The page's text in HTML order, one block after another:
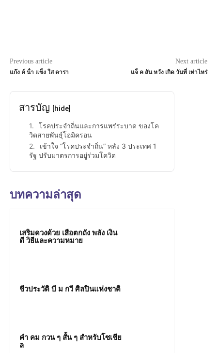
Previous article
แก๊ง ค์ น้ํา แข็ง ใส ดารา
Next article
แจ็ ค สัน หวัง เกิด วันที่ เท่าไหร่
สารบัญ [hide]
โรคประจำถิ่นและการแพร่ระบาด ของโค
วิดสายพันธุ์โอมิครอน
เข้าใจ “โรคประจำถิ่น” หลัง 3 ประเทศ 1
รัฐ ปรับมาตรการอยู่ร่วมโควิด
บทความล่าสุด
เสริมดวงด้วย เสือตกถัง พลัง เงิน
ดี วิธีและความหมาย
ชีวประวัติ บี ม กวี ศิลปินแห่งชาติ
คํา คม กวน ๆ สั้น ๆ สำหรับโซเชีย
ล